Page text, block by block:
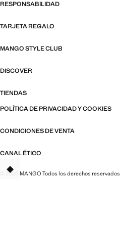
RESPONSABILIDAD
TARJETA REGALO
MANGO STYLE CLUB
DISCOVER
TIENDAS
POLÍTICA DE PRIVACIDAD Y COOKIES
CONDICIONES DE VENTA
CANAL ÉTICO
© 2026 MANGO Todos los derechos reservados